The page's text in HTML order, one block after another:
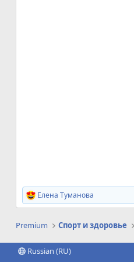
Р
е
к
и
и
Елена Туманова
Premium Спорт и здоровье
Russian (RU)